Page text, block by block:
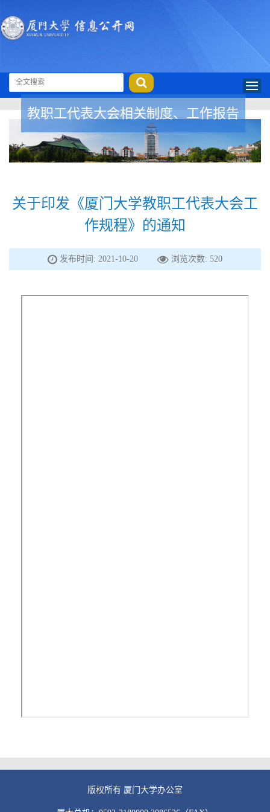
教职工代表大会相关制度、工作报告
关于印发《厦门大学教职工代表大会工
作规程》的通知
发布时间: 2021-10-20 浏览次数: 520
版权所有 厦门大学办公室